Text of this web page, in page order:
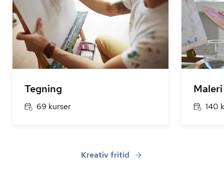
Tegning
69 kurser
Maleri
140
Kreativ fritid